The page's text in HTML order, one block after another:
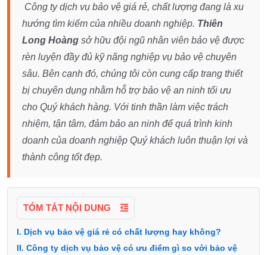
Công ty dịch vụ bảo vệ giá rẻ, chất lượng đang là xu
hướng tìm kiếm của nhiều doanh nghiệp. Thiên
Long Hoàng sở hữu đội ngũ nhân viên bảo vệ được
rèn luyện đầy đủ kỹ năng nghiệp vụ bảo vệ chuyên
sâu. Bên cạnh đó, chúng tôi còn cung cấp trang thiết
bị chuyên dụng nhằm hỗ trợ bảo vệ an ninh tối ưu
cho Quý khách hàng. Với tinh thần làm việc trách
nhiệm, tận tâm, đảm bảo an ninh để quá trình kinh
doanh của doanh nghiệp Quý khách luôn thuận lợi và
thành công tốt đẹp.
TÓM TẮT NỘI DUNG
I. Dịch vụ bảo vệ giá rẻ có chất lượng hay không?
II. Công ty dịch vụ bảo vệ có ưu điểm gì so với bảo vệ